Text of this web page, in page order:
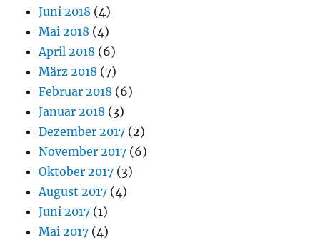
Juni 2018 (4)
Mai 2018 (4)
April 2018 (6)
März 2018 (7)
Februar 2018 (6)
Januar 2018 (3)
Dezember 2017 (2)
November 2017 (6)
Oktober 2017 (3)
August 2017 (4)
Juni 2017 (1)
Mai 2017 (4)